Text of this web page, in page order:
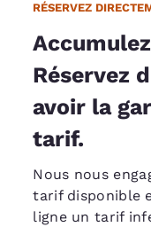
RÉSERVEZ
Réservez
avoir la
tarif.
Nous nous
tarif disponible
ligne un tarif